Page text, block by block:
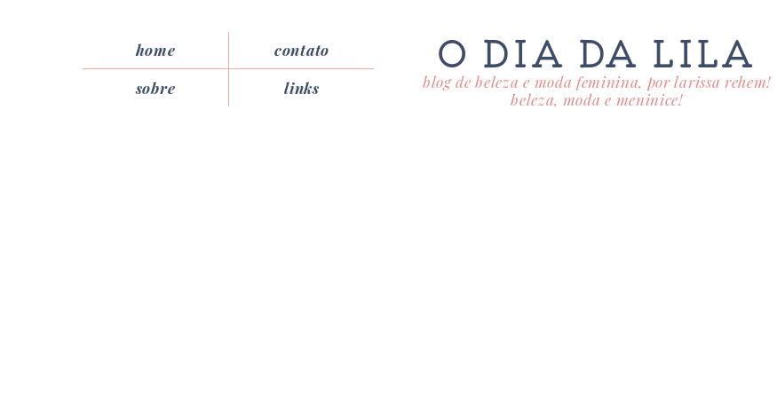
home
contato
sobre
links
O DIA DA LILA
blog de beleza e moda feminina, por larissa rehem!
beleza, moda e meninice!